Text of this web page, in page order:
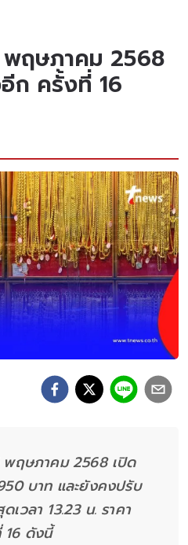
ฤษภาคม 2568
ก ครั้งที่ 16
พฤษภาคม 2568 เปิด
บาท และยังคงปรับ
วลา 13.23 น. ราคา
ดังนี้